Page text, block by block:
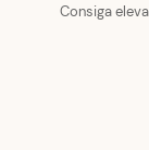
Consiga